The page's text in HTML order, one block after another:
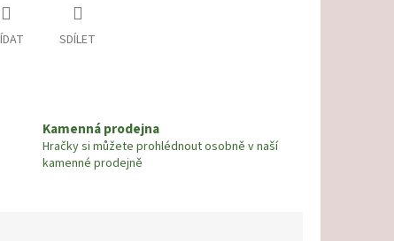
SDÍLET
Kamenná prodejna
Hračky si můžete prohlédnout osobně v naší
kamenné prodejně